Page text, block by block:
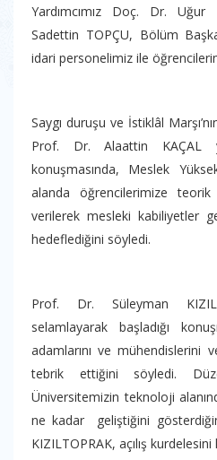
Yardımcımız Doç. Dr.
Sadettin TOPÇU, Bölüm
idari personelimiz ile
Saygı duruşu ve İstiklâl
Prof. Dr. Alaattin KAÇAL
konuşmasında, Meslek
alanda öğrencilerimize
verilerek mesleki kabiliyetler
hedeflediğini söyledi.
Prof. Dr. Süleyman
selamlayarak başladığı
adamlarını ve mühendislerini
tebrik ettiğini söyledi.
Üniversitemizin teknoloji
ne kadar geliştiğini
KIZILTOPRAK, açılış